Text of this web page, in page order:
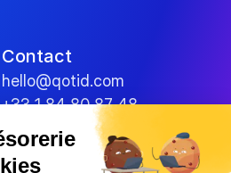
Contact
hello@qotid.com
+33 1 84 80 87 48